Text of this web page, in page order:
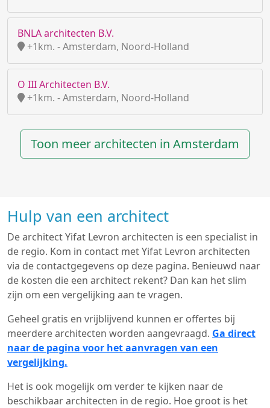
BNLA architecten B.V.
+1km. - Amsterdam, Noord-Holland
O III Architecten B.V.
+1km. - Amsterdam, Noord-Holland
Toon meer architecten in Amsterdam
Hulp van een architect
De architect Yifat Levron architecten is een specialist in
de regio. Kom in contact met Yifat Levron architecten
via de contactgegevens op deze pagina. Benieuwd naar
de kosten die een architect rekent? Dan kan het slim
zijn om een vergelijking aan te vragen.
Geheel gratis en vrijblijvend kunnen er offertes bij
meerdere architecten worden aangevraagd. Ga direct
naar de pagina voor het aanvragen van een
vergelijking.
Het is ook mogelijk om verder te kijken naar de
beschikbaar architecten in de regio. Hoe groot is het